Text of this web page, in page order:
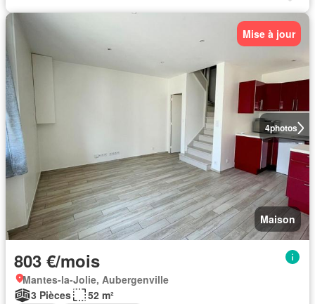
4photos
Mise à jour
Maison
803 €/mois
Mantes-la-Jolie, Aubergenville
3 Pièces
52 m²